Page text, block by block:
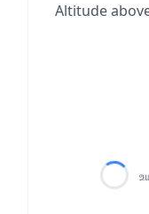
Altitude